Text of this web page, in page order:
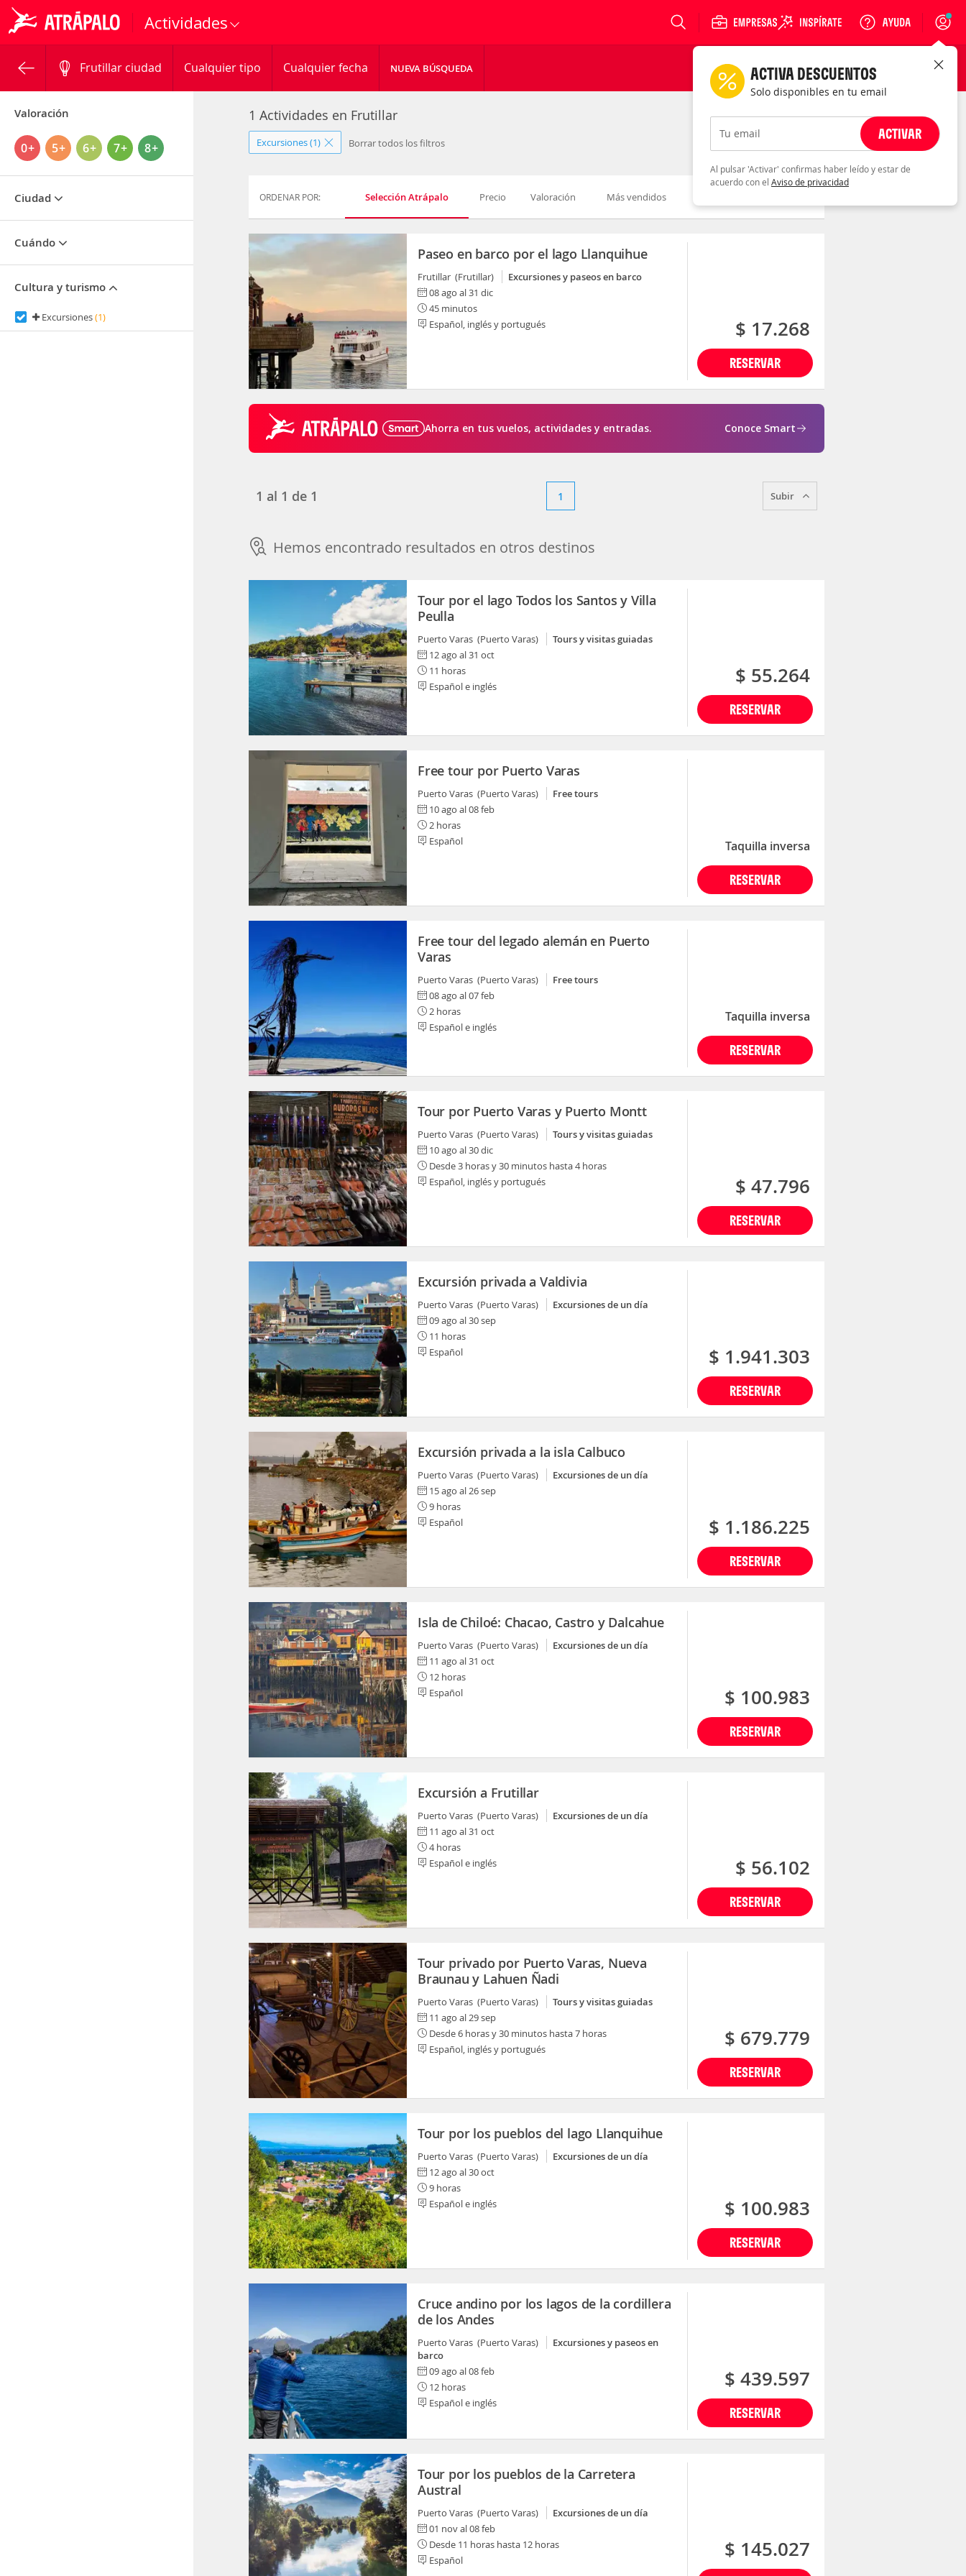
Actividades Login
Frutillar ciudad Cualquier tipo Cualquier fecha NUEVA BÚSQUEDA
Valoración
0+ 5+ 6+ 7+ 8+
Ciudad
Cuándo
Cultura y turismo
Excursiones(1)
1 Actividades en Frutillar
Excursiones (1) Borrar todos los filtros
ORDENAR POR: Selección Atrápalo Precio Valoración Más vendidos
Paseo en barco por el lago Llanquihue
Frutillar (Frutillar)
Excursiones y paseos en barco
08 ago al 31 dic
45 minutos
Español, inglés y portugués
RESERVAR
$ 17.268
Ahorra en tus vuelos, actividades y entradas. Conoce Smart
1 al 1 de 1 1 Subir
Hemos encontrado resultados en otros destinos
Tour por el lago Todos los Santos y Villa
Peulla
Puerto Varas (Puerto Varas)
Tours y visitas guiadas
12 ago al 31 oct
11 horas
Español e inglés
RESERVAR
$ 55.264
Free tour por Puerto Varas
Puerto Varas (Puerto Varas)
Free tours
10 ago al 08 feb
2 horas
Español
RESERVAR
Taquilla inversa
Free tour del legado alemán en Puerto
Varas
Puerto Varas (Puerto Varas)
Free tours
08 ago al 07 feb
2 horas
Español e inglés
RESERVAR
Taquilla inversa
Tour por Puerto Varas y Puerto Montt
Puerto Varas (Puerto Varas)
Tours y visitas guiadas
10 ago al 30 dic
Desde 3 horas y 30 minutos hasta 4 horas
Español, inglés y portugués
RESERVAR
$ 47.796
Excursión privada a Valdivia
Puerto Varas (Puerto Varas)
Excursiones de un día
09 ago al 30 sep
11 horas
Español
RESERVAR
$ 1.941.303
Excursión privada a la isla Calbuco
Puerto Varas (Puerto Varas)
Excursiones de un día
15 ago al 26 sep
9 horas
Español
RESERVAR
$ 1.186.225
Isla de Chiloé: Chacao, Castro y Dalcahue
Puerto Varas (Puerto Varas)
Excursiones de un día
11 ago al 31 oct
12 horas
Español
RESERVAR
$ 100.983
Excursión a Frutillar
Puerto Varas (Puerto Varas)
Excursiones de un día
11 ago al 31 oct
4 horas
Español e inglés
RESERVAR
$ 56.102
Tour privado por Puerto Varas, Nueva
Braunau y Lahuen Ñadi
Puerto Varas (Puerto Varas)
Tours y visitas guiadas
11 ago al 29 sep
Desde 6 horas y 30 minutos hasta 7 horas
Español, inglés y portugués
RESERVAR
$ 679.779
Tour por los pueblos del lago Llanquihue
Puerto Varas (Puerto Varas)
Excursiones de un día
12 ago al 30 oct
9 horas
Español e inglés
RESERVAR
$ 100.983
Cruce andino por los lagos de la cordillera
de los Andes
Puerto Varas (Puerto Varas)
Excursiones y paseos en
barco
09 ago al 08 feb
12 horas
Español e inglés
RESERVAR
$ 439.597
Tour por los pueblos de la Carretera
Austral
Puerto Varas (Puerto Varas)
Excursiones de un día
01 nov al 08 feb
Desde 11 horas hasta 12 horas
Español
$ 145.027
ACTIVA DESCUENTOS
Solo disponibles en tu email
Tu email ACTIVAR
Al pulsar 'Activar' confirmas haber leído y estar de
acuerdo con el Aviso de privacidad